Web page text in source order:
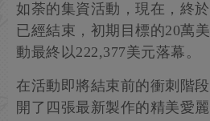
如荼的集資活動，現在，終
已經結束，初期目標的20萬
動最終以222,377美元落幕。
在活動即將結束前的衝刺階
開了四張最新製作的精美愛